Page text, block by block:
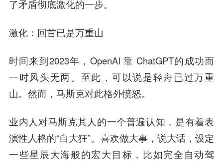
了矛盾彻底激化的一步。
激化：回首已是万重山
时间来到2023年，OpenAI 靠 ChatGPT的成功而
一时风头无两。至此，可以说是轻舟已过万重
山。然而，马斯克对此格外愤怒。
业内人对马斯克其人的一个普遍认知，是有着表
演性人格的“自大狂”。喜欢做大事，说大话，设定
一些星辰大海般的宏大目标，比如完全自动驾